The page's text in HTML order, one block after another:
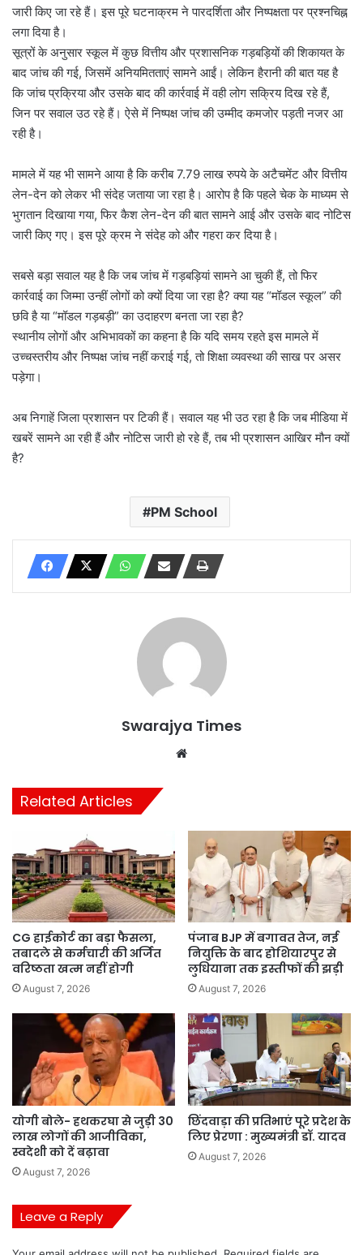
जारी किए जा रहे हैं। इस पूरे घटनाक्रम ने पारदर्शिता और निष्पक्षता पर प्रश्नचिह्न
लगा दिया है।
सूत्रों के अनुसार स्कूल में कुछ वित्तीय और प्रशासनिक गड़बड़ियों की शिकायत के
बाद जांच की गई, जिसमें अनियमितताएं सामने आईं। लेकिन हैरानी की बात यह है
कि जांच प्रक्रिया और उसके बाद की कार्रवाई में वही लोग सक्रिय दिख रहे हैं,
जिन पर सवाल उठ रहे हैं। ऐसे में निष्पक्ष जांच की उम्मीद कमजोर पड़ती नजर आ
रही है।
मामले में यह भी सामने आया है कि करीब 7.79 लाख रुपये के अटैचमेंट और वित्तीय
लेन-देन को लेकर भी संदेह जताया जा रहा है। आरोप है कि पहले चेक के माध्यम से
भुगतान दिखाया गया, फिर कैश लेन-देन की बात सामने आई और उसके बाद नोटिस
जारी किए गए। इस पूरे क्रम ने संदेह को और गहरा कर दिया है।
सबसे बड़ा सवाल यह है कि जब जांच में गड़बड़ियां सामने आ चुकी हैं, तो फिर
कार्रवाई का जिम्मा उन्हीं लोगों को क्यों दिया जा रहा है? क्या यह “मॉडल स्कूल” की
छवि है या “मॉडल गड़बड़ी” का उदाहरण बनता जा रहा है?
स्थानीय लोगों और अभिभावकों का कहना है कि यदि समय रहते इस मामले में
उच्चस्तरीय और निष्पक्ष जांच नहीं कराई गई, तो शिक्षा व्यवस्था की साख पर असर
पड़ेगा।
अब निगाहें जिला प्रशासन पर टिकी हैं। सवाल यह भी उठ रहा है कि जब मीडिया में
खबरें सामने आ रही हैं और नोटिस जारी हो रहे हैं, तब भी प्रशासन आखिर मौन क्यों
है?
PM School
Swarajya Times
Related Articles
CG हाईकोर्ट का बड़ा फैसला,
तबादले से कर्मचारी की अर्जित
वरिष्ठता खत्म नहीं होगी
August 7, 2026
पंजाब BJP में बगावत तेज, नई
नियुक्ति के बाद होशियारपुर से
लुधियाना तक इस्तीफों की झड़ी
August 7, 2026
योगी बोले- हथकरघा से जुड़ी 30
लाख लोगों की आजीविका,
स्वदेशी को दें बढ़ावा
August 7, 2026
छिंदवाड़ा की प्रतिभाएं पूरे प्रदेश के
लिए प्रेरणा : मुख्यमंत्री डॉ. यादव
August 7, 2026
Leave a Reply